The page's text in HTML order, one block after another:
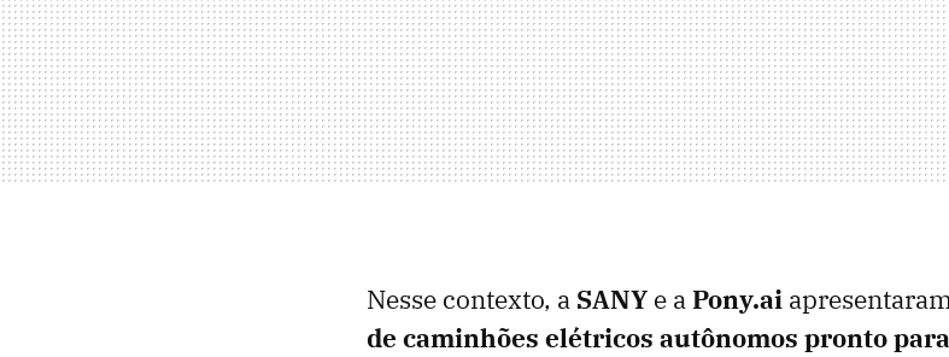
Nesse contexto, a SANY e aPony.ai
de caminhões elétricos autônomos pronto